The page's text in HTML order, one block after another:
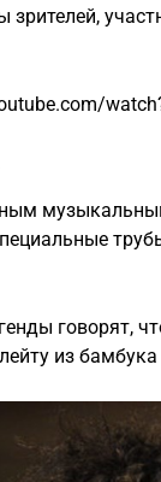
зрителей,
говорят,
из